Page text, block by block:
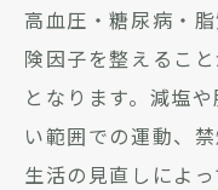
高血圧・糖尿病・
険因子を整えるこ
となります。減塩
い範囲での運動、
生活の見直しによ